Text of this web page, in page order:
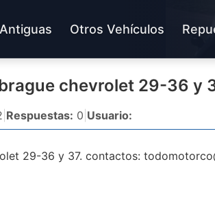
Otros Vehículos
chevrolet 29-36 y
Respuestas: 0 Usuario:
29-36 y 37. contactos: